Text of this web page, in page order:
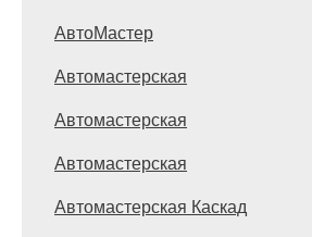
АвтоМастер
Автомастерская
Автомастерская
Автомастерская
Автомастерская Каскад